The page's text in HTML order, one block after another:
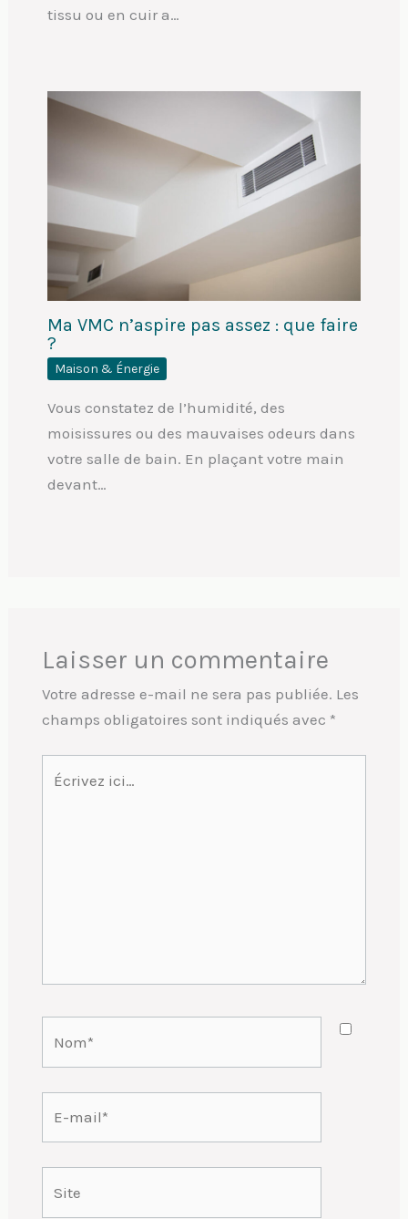
tissu ou en cuir a…
Ma VMC n’aspire pas assez : que faire
?
Maison & Énergie
Vous constatez de l’humidité, des
moisissures ou des mauvaises odeurs dans
votre salle de bain. En plaçant votre main
devant…
Laisser un commentaire
Votre adresse e-mail ne sera pas publiée. Les
champs obligatoires sont indiqués avec *